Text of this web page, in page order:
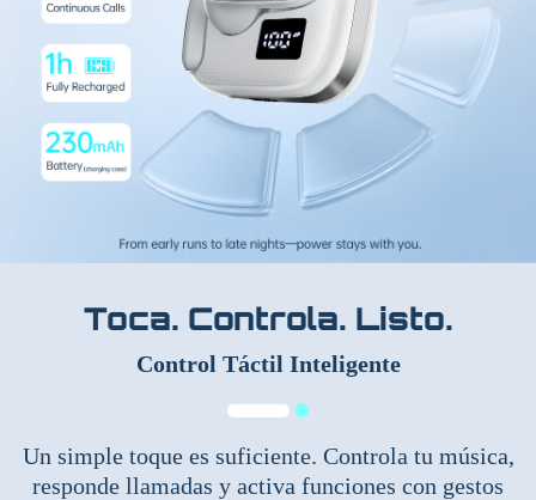
Toca. Controla. Listo.
Control Táctil Inteligente
Un simple toque es suficiente. Controla tu música,
responde llamadas y activa funciones con gestos